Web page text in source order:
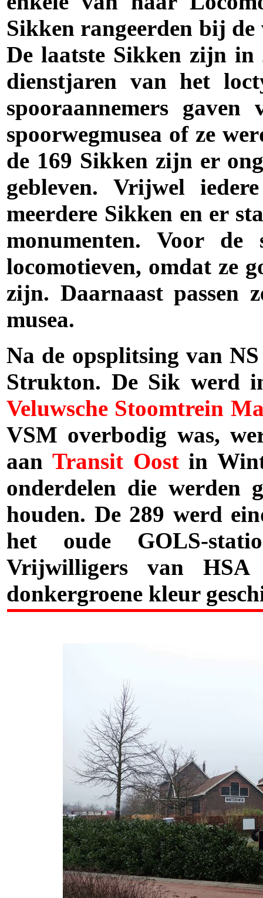
Sikken rangeerden bij
De laatste Sikken zijn in
dienstjaren van het
spooraannemers
spoorwegmusea of ze
de 169 Sikken zijn er
gebleven. Vrijwel
meerdere Sikken en er
monumenten. Voor de
locomotieven, omdat ze
zijn. Daarnaast passen
musea.
Na de opsplitsing van
Strukton. De Sik werd
Veluwsche Stoomtrein
VSM overbodig was,
aan Transit Oostin
onderdelen die
houden. De 289 werd
het oude GOLS-
Vrijwilligers van
donkergroene kleur